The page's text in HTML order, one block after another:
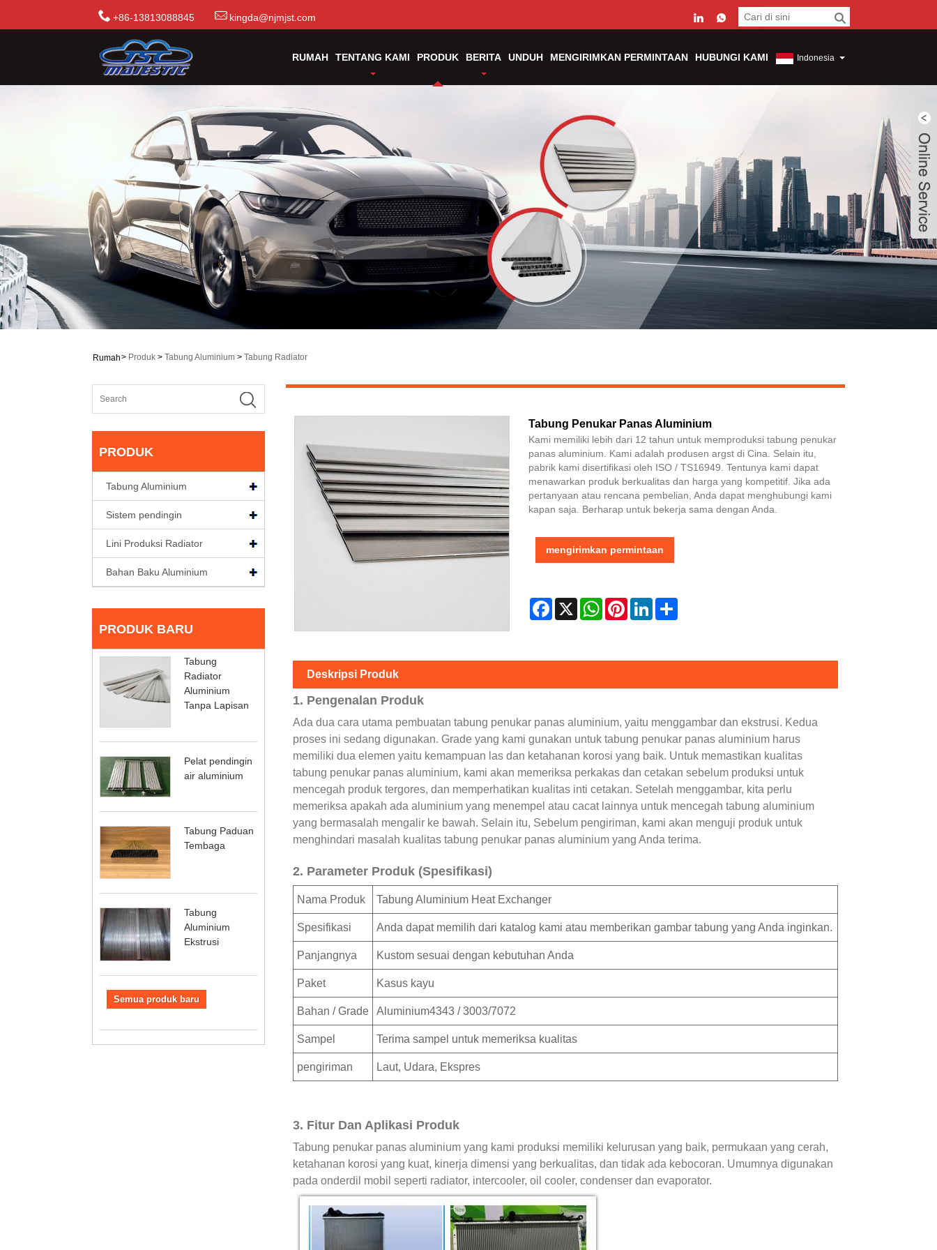
+86-13813088845 kingda@njmjst.com
RUMAH TENTANG KAMI PRODUK BERITA UNDUH MENGIRIMKAN PERMINTAAN HUBUNGI KAMI Indonesia
Rumah> Produk > Tabung Aluminium > Tabung Radiator
PRODUK
Tabung Aluminium
Sistem pendingin
Lini Produksi Radiator
Bahan Baku Aluminium
PRODUK BARU
Tabung
Radiator
Aluminium
Tanpa Lapisan
Pelat pendingin
air aluminium
Tabung Paduan
Tembaga
Tabung
Aluminium
Ekstrusi
Semua produk baru
Tabung Penukar Panas Aluminium
Kami memiliki lebih dari 12 tahun untuk memproduksi tabung penukar
panas aluminium. Kami adalah produsen argst di Cina. Selain itu,
pabrik kami disertifikasi oleh ISO / TS16949. Tentunya kami dapat
menawarkan produk berkualitas dan harga yang kompetitif. Jika ada
pertanyaan atau rencana pembelian, Anda dapat menghubungi kami
kapan saja. Berharap untuk bekerja sama dengan Anda.
mengirimkan permintaan
Facebook
X WhatsAppPinterestLinkedInShare
Deskripsi Produk
1. Pengenalan Produk
Ada dua cara utama pembuatan tabung penukar panas aluminium, yaitu menggambar dan ekstrusi. Kedua
proses ini sedang digunakan. Grade yang kami gunakan untuk tabung penukar panas aluminium harus
memiliki dua elemen yaitu kemampuan las dan ketahanan korosi yang baik. Untuk memastikan kualitas
tabung penukar panas aluminium, kami akan memeriksa perkakas dan cetakan sebelum produksi untuk
mencegah produk tergores, dan memperhatikan kualitas inti cetakan. Setelah menggambar, kita perlu
memeriksa apakah ada aluminium yang menempel atau cacat lainnya untuk mencegah tabung aluminium
yang bermasalah mengalir ke bawah. Selain itu, Sebelum pengiriman, kami akan menguji produk untuk
menghindari masalah kualitas tabung penukar panas aluminium yang Anda terima.
2. Parameter Produk (Spesifikasi)
Nama Produk Tabung Aluminium Heat Exchanger
Spesifikasi Anda dapat memilih dari katalog kami atau memberikan gambar tabung yang Anda inginkan.
Panjangnya Kustom sesuai dengan kebutuhan Anda
Paket Kasus kayu
Bahan / Grade Aluminium4343 / 3003/7072
Sampel Terima sampel untuk memeriksa kualitas
pengiriman Laut, Udara, Ekspres
3. Fitur Dan Aplikasi Produk
Tabung penukar panas aluminium yang kami produksi memiliki kelurusan yang baik, permukaan yang cerah,
ketahanan korosi yang kuat, kinerja dimensi yang berkualitas, dan tidak ada kebocoran. Umumnya digunakan
pada onderdil mobil seperti radiator, intercooler, oil cooler, condenser dan evaporator.